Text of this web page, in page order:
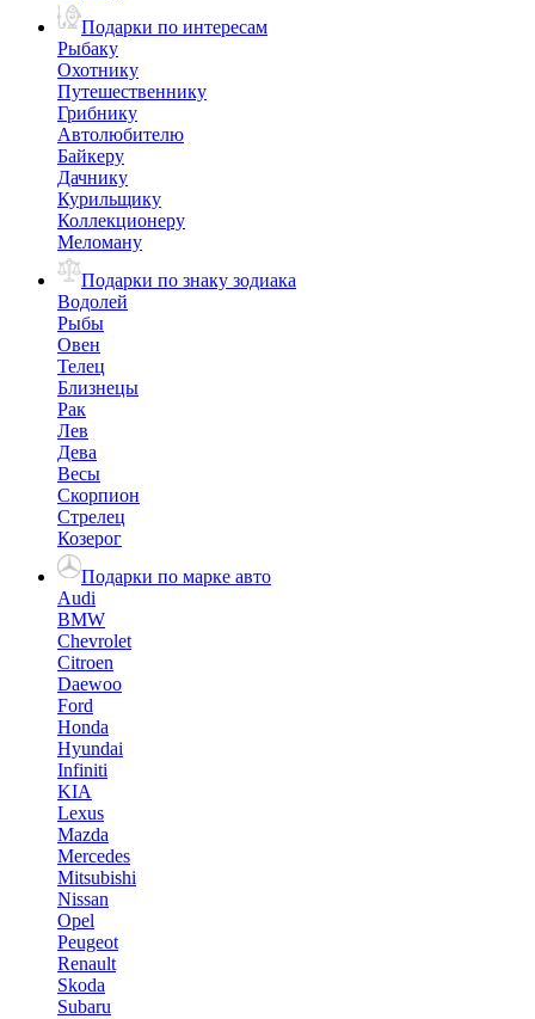
Подарки по интересам
Рыбаку
Охотнику
Путешественнику
Грибнику
Автолюбителю
Байкеру
Дачнику
Курильщику
Коллекционеру
Меломану
Подарки по знаку зодиака
Водолей
Рыбы
Овен
Телец
Близнецы
Рак
Лев
Дева
Весы
Скорпион
Стрелец
Козерог
Подарки по марке авто
Audi
BMW
Chevrolet
Citroen
Daewoo
Ford
Honda
Hyundai
Infiniti
KIA
Lexus
Mazda
Mercedes
Mitsubishi
Nissan
Opel
Peugeot
Renault
Skoda
Subaru